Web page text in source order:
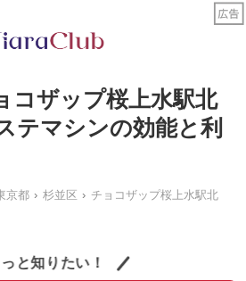
コザップ桜上水駅北
テマシンの効能と利
京都 杉並区
チョコザップ桜上水駅北
と知りたい！